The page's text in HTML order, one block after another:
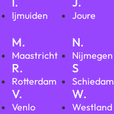
Ijmuiden Joure
M.
Maastricht
N.
Nijmegen
R.
Rotterdam
S
Schiedam
V.
Venlo
W.
Westland